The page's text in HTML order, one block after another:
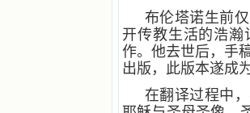
布伦塔诺生前
开传教生活的浩瀚
作。他去世后，手
出版，此版本遂成
在翻译过程中